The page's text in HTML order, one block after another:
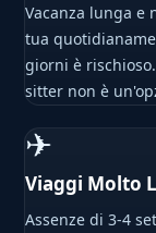
Vacanza lunga e
tua
giorni è
sitter non è
✈
Viaggi Molto
Assenze di 3-4